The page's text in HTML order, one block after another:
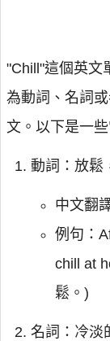
"Chill"這個英文
為動詞、名詞
文。以下是一
動詞：放鬆
中文翻
例句：
chill at
鬆。)
名詞：冷淡